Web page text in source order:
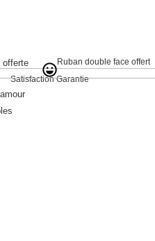
offerte Ruban double face offert
Satisfaction Garantie